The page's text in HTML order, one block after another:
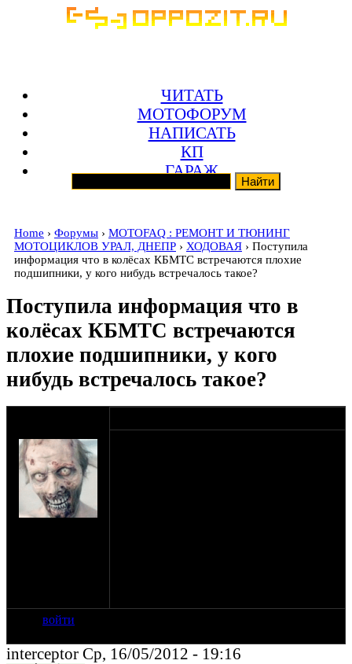
ЧИТАТЬ
МОТОФОРУМ
НАПИСАТЬ
КП
ГАРАЖ
Home › Форумы › MOTOFAQ : РЕМОНТ И ТЮНИНГ
МОТОЦИКЛОВ УРАЛ, ДНЕПР › ХОДОВАЯ › Поступила
информация что в колёсах КБМТС встречаются плохие
подшипники, у кого нибудь встречалось такое?
Поступила информация что в
колёсах КБМТС встречаются
плохие подшипники, у кого
нибудь встречалось такое?
войти
interceptor Ср, 16/05/2012 - 19:16